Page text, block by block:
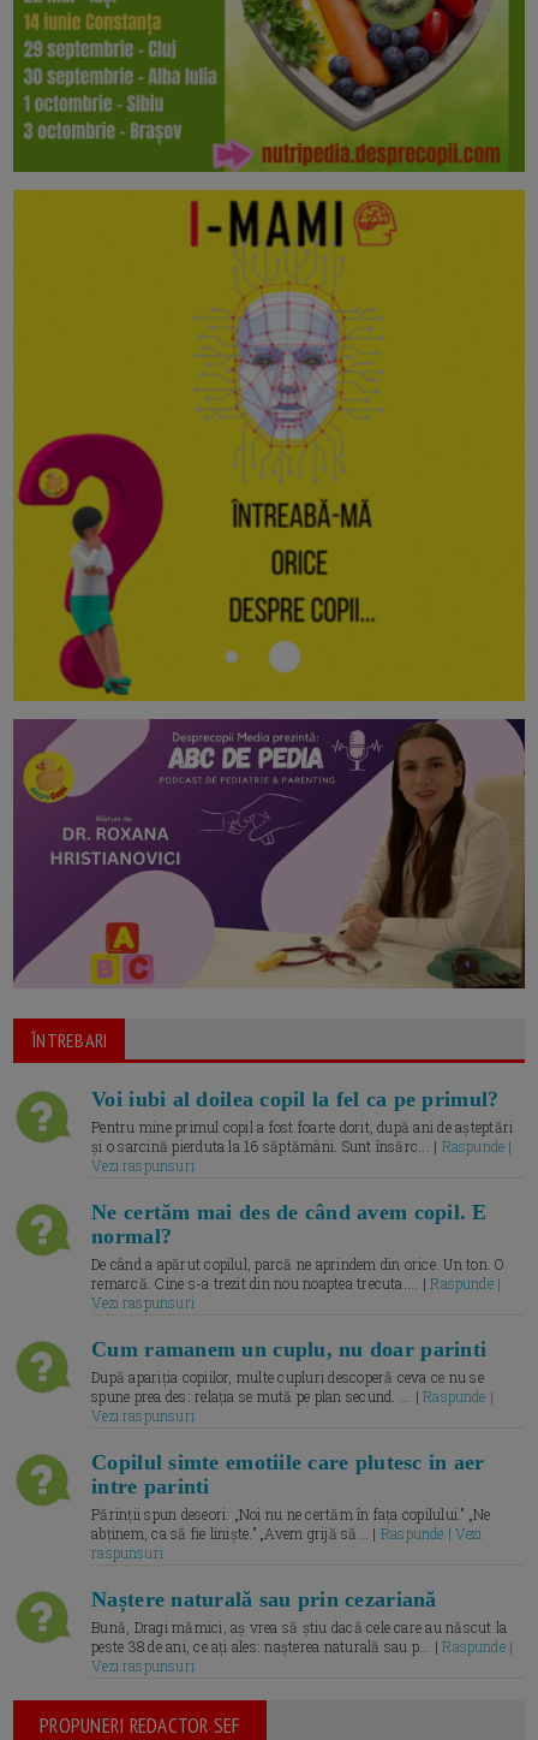
ÎNTREBARI
Voi iubi al doilea copil la fel ca pe primul?
Pentru mine primul copil a fost foarte dorit, după ani de așteptări
și o sarcină pierduta la 16 săptămâni. Sunt însărc... | Raspunde |
Vezi raspunsuri
Ne certăm mai des de când avem copil. E
normal?
De când a apărut copilul, parcă ne aprindem din orice. Un ton. O
remarcă. Cine s-a trezit din nou noaptea trecuta.... |Raspunde |
Vezi raspunsuri
Cum ramanem un cuplu, nu doar parinti
După apariția copiilor, multe cupluri descoperă ceva ce nu se
spune prea des: relația se mută pe plan secund. ... |Raspunde |
Vezi raspunsuri
Copilul simte emotiile care plutesc in aer
intre parinti
Părinții spun deseori: „Noi nu ne certăm în fața copilului.” „Ne
abținem, ca să fie liniște.” „Avem grijă să... | Raspunde | Vezi
raspunsuri
Naștere naturală sau prin cezariană
Bună, Dragi mămici, aș vrea să știu dacă cele care au născut la
peste 38 de ani, ce ați ales: nașterea naturală sau p... |Raspunde |
Vezi raspunsuri
PROPUNERI REDACTOR SEF